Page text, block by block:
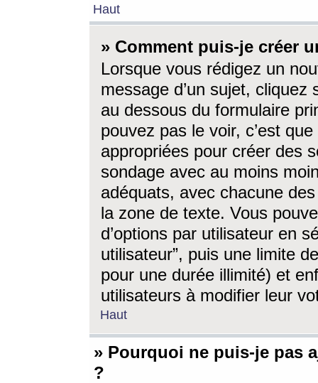
Haut
» Comment puis-je créer
Lorsque vous rédigez un
message d’un sujet, cliquez
au dessous du formulaire
pouvez pas le voir, c’est
appropriées pour créer des
sondage avec au moins
adéquats, avec chacune
la zone de texte. Vous
d’options par utilisateur en
utilisateur”, puis une limite
pour une durée illimité) et
utilisateurs à modifier leur
Haut
» Pourquoi ne puis-je pas
?